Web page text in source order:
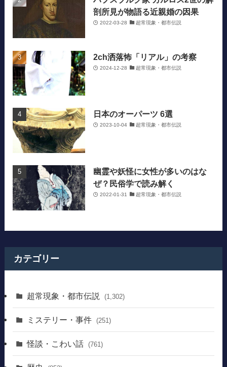
剖所見が物語る近親婚の因果
2022-03-28 超常現象・都市伝説
2ch洒落怖「リアル」の考察
2024-12-28 超常現象・都市伝説
日本のオーパーツ 6選
2023-10-04 超常現象・都市伝説
幽霊や妖怪に女性が多いのはな
ぜ？民俗学で読み解く
2022-01-31 超常現象・都市伝説
カテゴリー
超常現象・都市伝説 (1,302)
ミステリー・事件 (251)
怪談・こわい話 (761)